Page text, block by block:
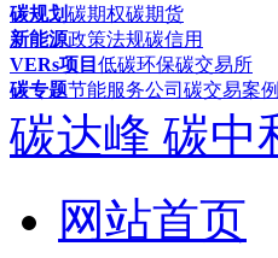
碳规划碳期权碳期货
新能源政策法规碳信用
VERs项目 低碳环保碳交易所
碳专题节能服务公司 碳交易案例
碳达峰 碳中
网站首页